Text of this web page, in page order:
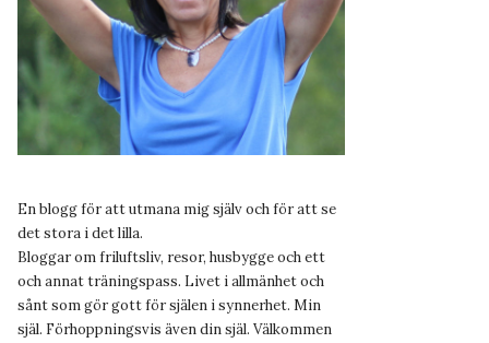
En blogg för att utmana mig själv och för att se
det stora i det lilla.
Bloggar om friluftsliv, resor, husbygge och ett
och annat träningspass. Livet i allmänhet och
sånt som gör gott för själen i synnerhet. Min
själ. Förhoppningsvis även din själ. Välkommen